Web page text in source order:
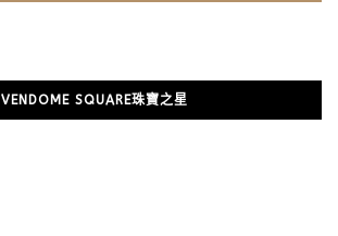
VENDOME SQUARE珠寶之星